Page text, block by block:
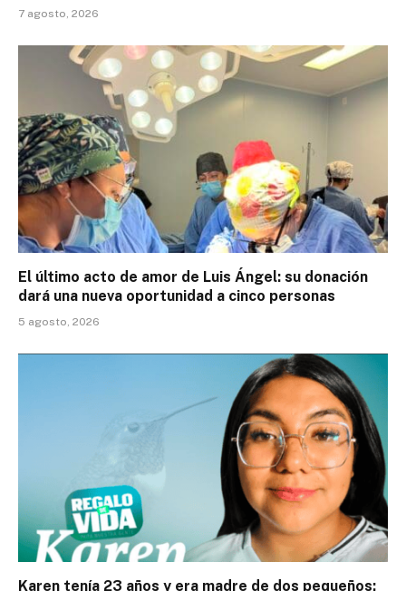
7 agosto, 2026
El último acto de amor de Luis Ángel: su donación
dará una nueva oportunidad a cinco personas
5 agosto, 2026
Karen tenía 23 años y era madre de dos pequeños;